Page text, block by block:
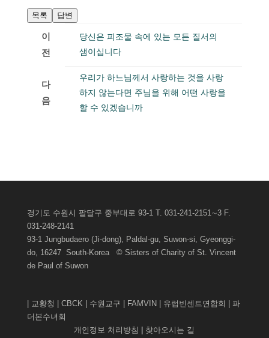
목록 답변
이
전
당신은 피조물 속에 있는 모든 질서의
샘이십니다
다
음
우리가 하느님께서 사랑하는 것을 사랑
하지 않는다면 주님을 위해 어떤 사랑을
할 수 있겠습니까
경기도 수원시 팔달구 중부대로 93-1 T. 031-241-2151∼3 F.
031-248-2141
93-1 Jungbudaero (Ji-dong), Paldal-gu, Suwon-si, Gyeonggi-
do, 16247 South-Korea © Sisters of Charity of St. Vincent
de Paul of Suwon
교황청 CBCK| 수원교구 FAMVIN 유럽빈센트연합회
파
더본수녀회
개인정보 처리방침
찾아오시는 길